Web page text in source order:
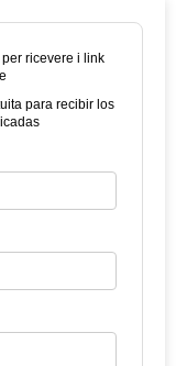
ricevere i link
para recibir los